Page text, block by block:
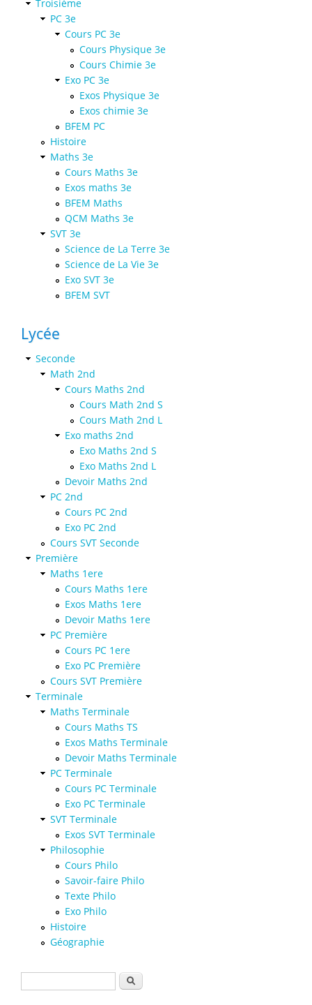
Troisième
PC 3e
Cours PC 3e
Cours Physique 3e
Cours Chimie 3e
Exo PC 3e
Exos Physique 3e
Exos chimie 3e
BFEM PC
Histoire
Maths 3e
Cours Maths 3e
Exos maths 3e
BFEM Maths
QCM Maths 3e
SVT 3e
Science de La Terre 3e
Science de La Vie 3e
Exo SVT 3e
BFEM SVT
Lycée
Seconde
Math 2nd
Cours Maths 2nd
Cours Math 2nd S
Cours Math 2nd L
Exo maths 2nd
Exo Maths 2nd S
Exo Maths 2nd L
Devoir Maths 2nd
PC 2nd
Cours PC 2nd
Exo PC 2nd
Cours SVT Seconde
Première
Maths 1ere
Cours Maths 1ere
Exos Maths 1ere
Devoir Maths 1ere
PC Première
Cours PC 1ere
Exo PC Première
Cours SVT Première
Terminale
Maths Terminale
Cours Maths TS
Exos Maths Terminale
Devoir Maths Terminale
PC Terminale
Cours PC Terminale
Exo PC Terminale
SVT Terminale
Exos SVT Terminale
Philosophie
Cours Philo
Savoir-faire Philo
Texte Philo
Exo Philo
Histoire
Géographie
Formulaire de recherche
Rechercher